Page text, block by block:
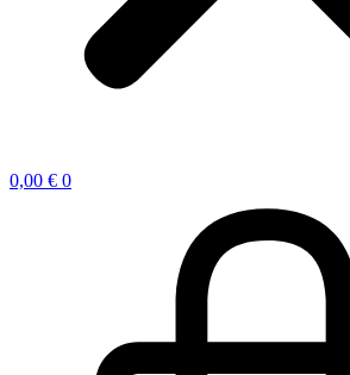
0,00 € 0